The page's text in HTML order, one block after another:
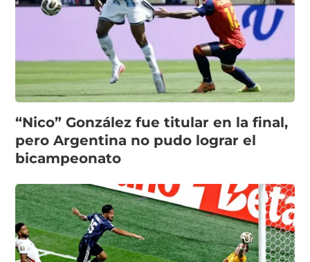
“Nico” González fue titular en la final,
pero Argentina no pudo lograr el
bicampeonato